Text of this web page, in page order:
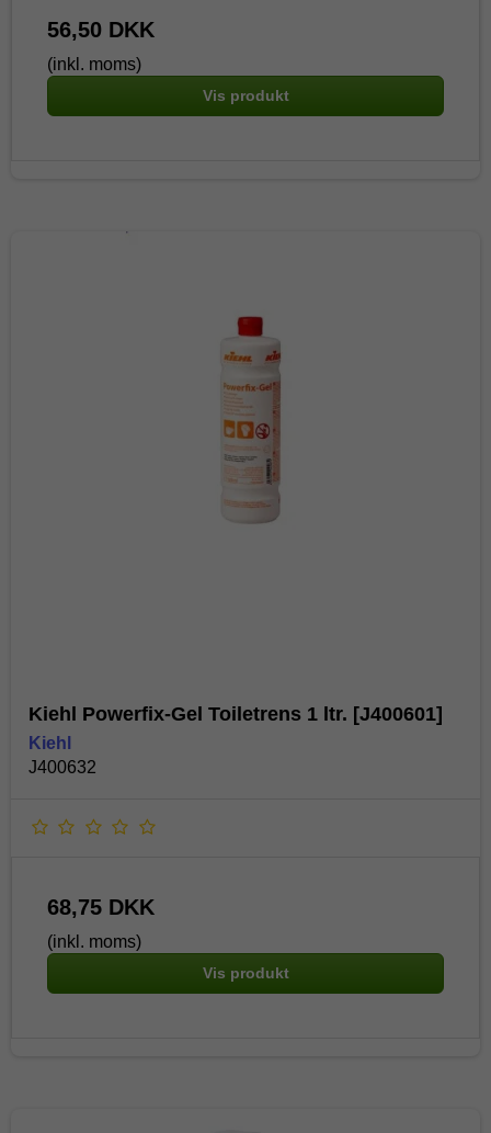
56,50 DKK
(inkl. moms)
Vis produkt
Kiehl Powerfix-Gel Toiletrens 1 ltr. [J400601]
Kiehl
J400632
68,75 DKK
(inkl. moms)
Vis produkt